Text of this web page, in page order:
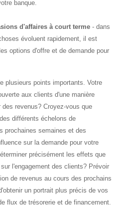
banque.
d'affaires à court terme - dans
évoluent rapidement, il est
options d'offre et de demande pour
plusieurs points importants. Votre
aux clients d'une manière
des revenus? Croyez-vous que
différents échelons de
prochaines semaines et des
sur la demande pour votre
précisément les effets que
l'engagement des clients? Prévoir
de revenus au cours des prochains
un portrait plus précis de vos
flux de trésorerie et de financement.